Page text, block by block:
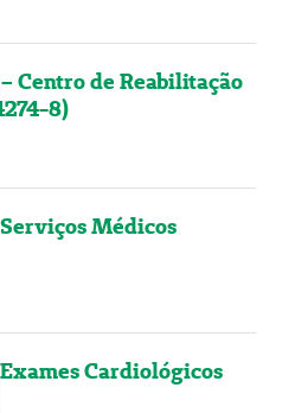
Centro de Reabilitação
8)
Médicos
Cardiológicos